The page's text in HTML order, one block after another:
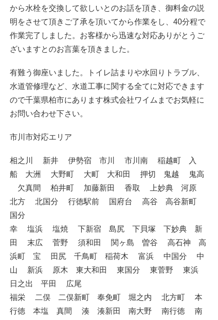
から水栓を交換して欲しいとのお話を頂き、御料金の説
明をさせて頂きご了承を頂いてから作業をし、40分程で
作業完了しました。お客様から迅速な対応ありがとうご
ざいますとのお言葉を頂きました。
有難う御座いました。トイレ詰まりや水回りトラブル、
水道管修理など、水道工事に関する全てに対応できます
ので千葉県柏市にあります株式会社ワイムまでお気軽に
お問い合わせ下さい。
市川市対応エリア
相之川 新井 伊勢宿 市川 市川南 稲越町 入
船 大洲 大野町 大町 大和田 押切 鬼越 鬼高
欠真間 柏井町 加藤新田 香取 上妙典 河原
北方 北国分 行徳駅前 国府台 高谷 高谷新町
国分
幸 塩浜 塩焼 下新宿 島尻 下貝塚 下妙典 新
田 末広 菅野 須和田 関ヶ島 曽谷 高石神 高
浜町 宝 田尻 千鳥町 稲荷木 富浜 中国分 中
山 新浜 原木 東大和田 東国分 東菅野 東浜
日之出 平田 広尾
福栄 二俣 二俣新町 奉免町 堀之内 北方町 本
行徳 本塩 真間 湊 湊新田 南大野 南行徳 南